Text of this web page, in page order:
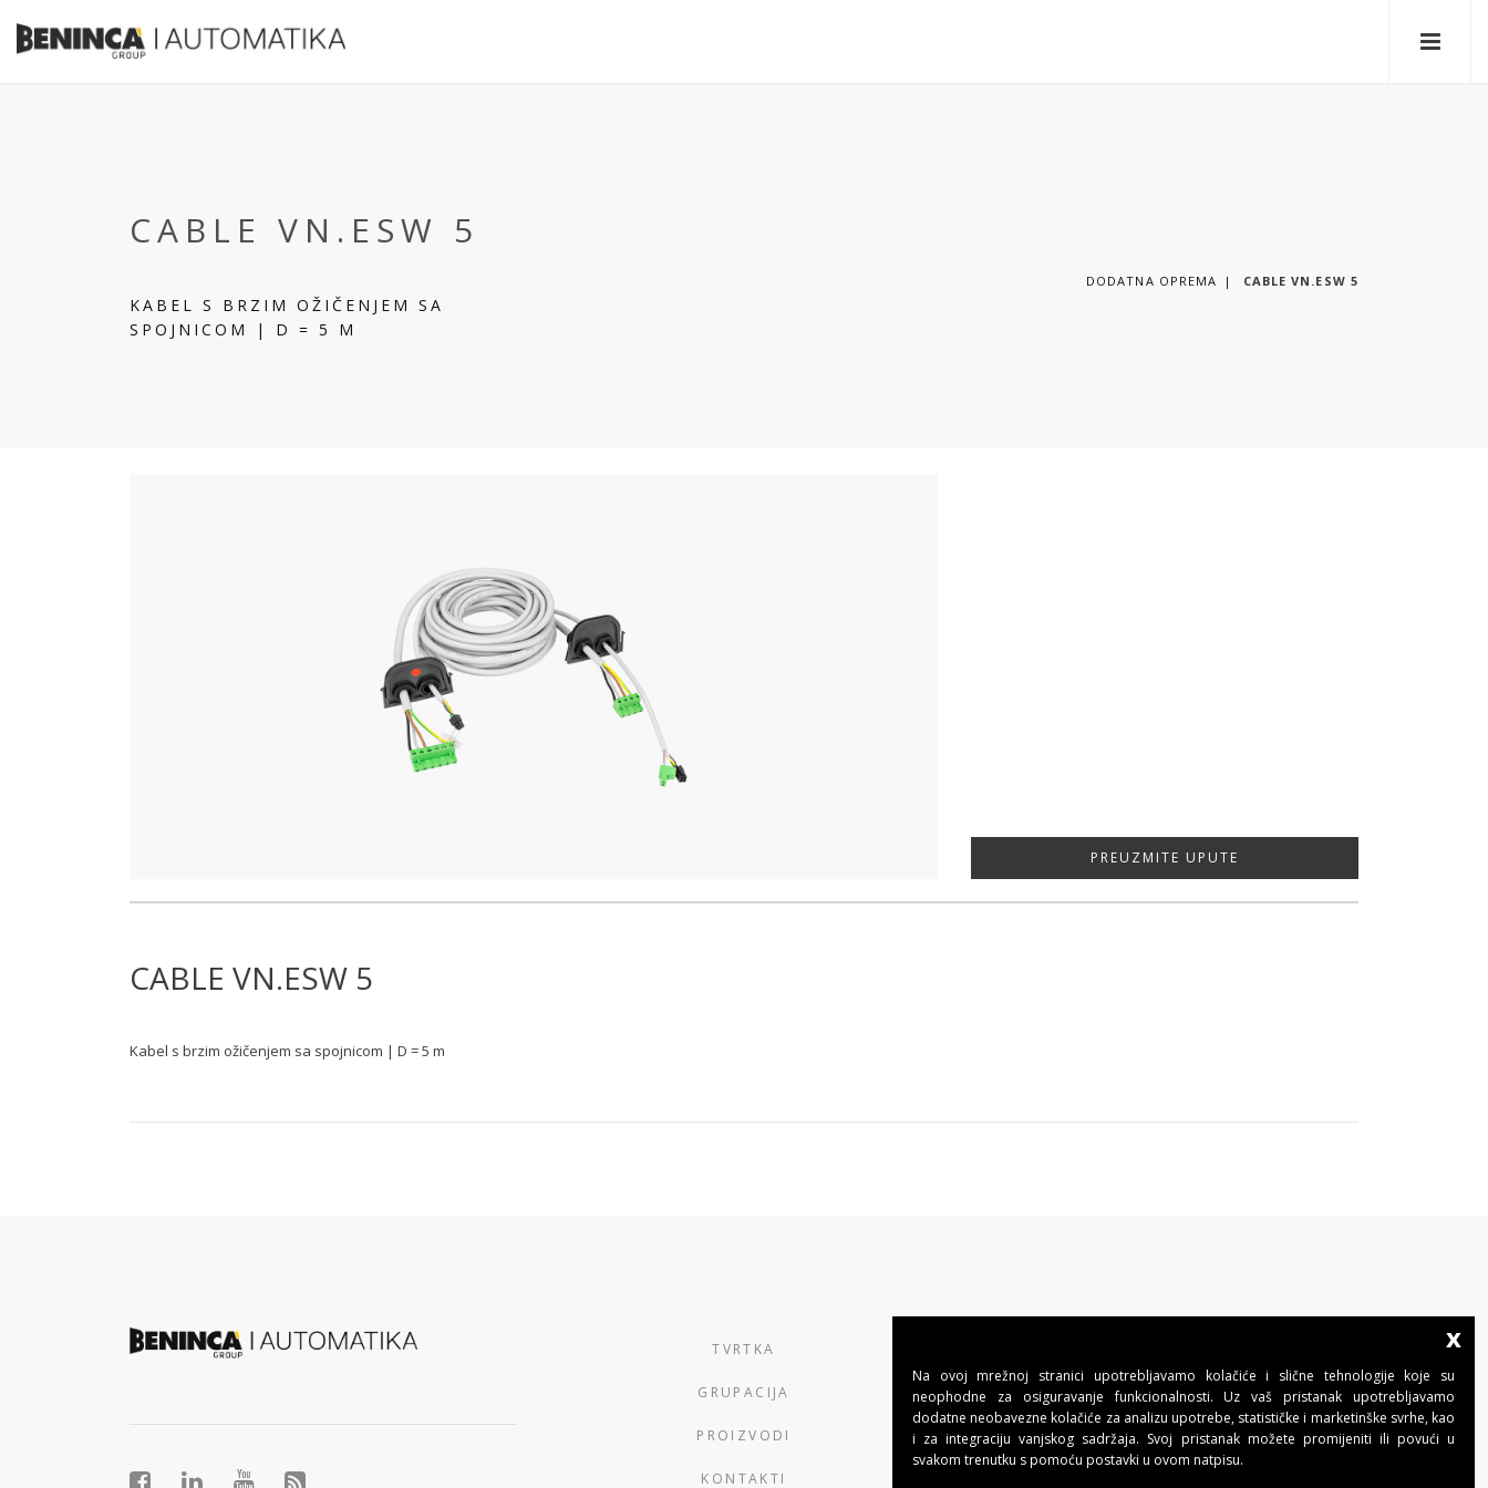
CABLE VN.ESW 5
KABEL S BRZIM OŽIČENJEM SA
SPOJNICOM | D = 5 M
DODATNA OPREMA CABLE VN.ESW 5
PREUZMITE UPUTE
CABLE VN.ESW 5
Kabel s brzim ožičenjem sa spojnicom | D = 5 m
TVRTKA
GRUPACIJA
PROIZVODI
KONTAKTI
Marinići 183,Viškovo
51 216, (Hrvatska)
T +385 51 361 546
automatika@beninca.com
x
Na ovoj mrežnoj stranici upotrebljavamo kolačiće i slične tehnologije koje su
neophodne za osiguravanje funkcionalnosti. Uz vaš pristanak upotrebljavamo
dodatne neobavezne kolačiće za analizu upotrebe, statističke i marketinške svrhe, kao
i za integraciju vanjskog sadržaja. Svoj pristanak možete promijeniti ili povući u
svakom trenutku s pomoću postavki u ovom natpisu.